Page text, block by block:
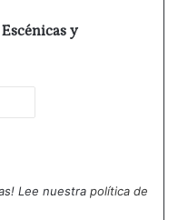
y
Lee nuestra política de